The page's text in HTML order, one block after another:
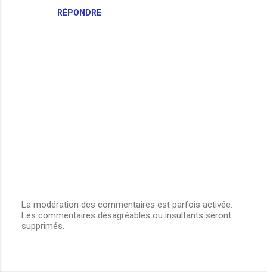
RÉPONDRE
E
n
La modération des commentaires est parfois activée.
Les commentaires désagréables ou insultants seront
supprimés.